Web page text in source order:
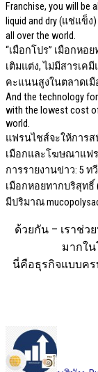
Franchise, you will be
liquid and dry(แช่แข็ง)
all over the world.
“เมือกโปร” เมือกห
เติมแต่ง, ไม่มีสารเค
คะแนนสูงในตลาดเมื
And the technology
with the lowest cost
world.
แฟรนไชส์จะให้การ
เมือกและโฆษณาแฟ
การรายงานข่าว: 5 ท
เมือกหอยทากบริสุทธิ์
มีปริมาณ
ด้วยกัน – เราช่ว
มากใน
นี่คือธุรกิจแบบคร